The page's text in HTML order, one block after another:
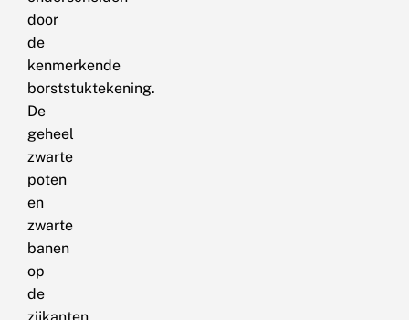
door
de
kenmerkende
borststuktekening.
De
geheel
zwarte
poten
en
zwarte
banen
op
de